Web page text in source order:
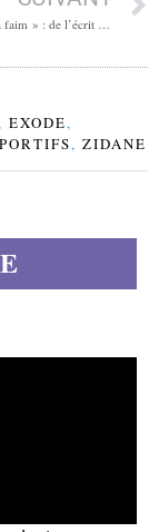
« La France qui a faim » : de l’écrit au réel, quand les chiffres rattrapent la honte
EXODE,
, ZIDANE